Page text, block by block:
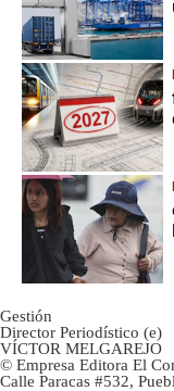
Gestión
Director Periodístico (e)
VÍCTOR MELGAREJO
© Empresa Editora El
Calle Paracas #532,